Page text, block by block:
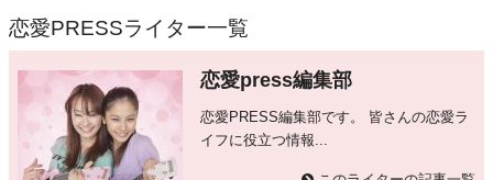
恋愛PRESSライター一覧
恋愛press編集部
恋愛PRESS編集部です。 皆さんの恋愛ラ
イフに役立つ情報...